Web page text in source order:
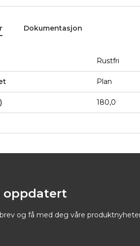
Dokumentasjon
Rustfri
Plan
180,0
oppdatert
og få med deg våre